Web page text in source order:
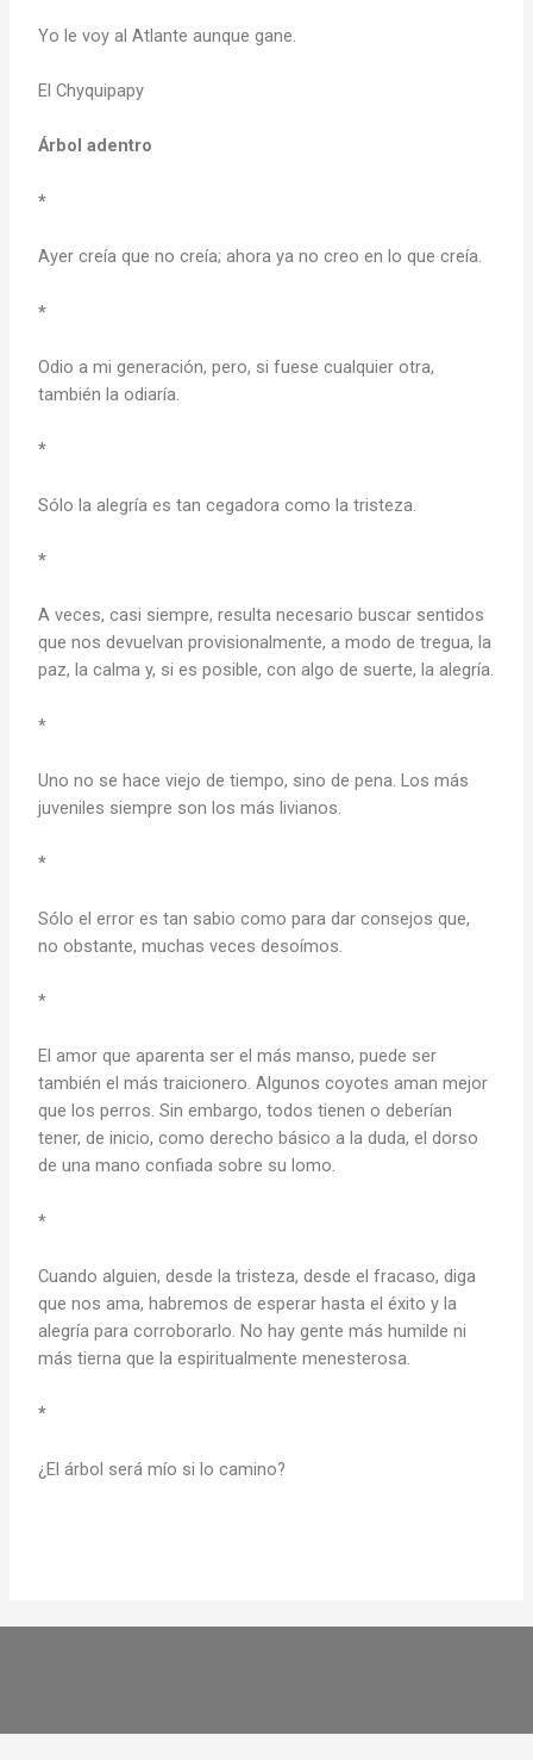
Yo le voy al Atlante aunque gane.
El Chyquipapy
Árbol adentro
*
Ayer creía que no creía; ahora ya no creo en lo que creía.
*
Odio a mi generación, pero, si fuese cualquier otra,
también la odiaría.
*
Sólo la alegría es tan cegadora como la tristeza.
*
A veces, casi siempre, resulta necesario buscar sentidos
que nos devuelvan provisionalmente, a modo de tregua, la
paz, la calma y, si es posible, con algo de suerte, la alegría.
*
Uno no se hace viejo de tiempo, sino de pena. Los más
juveniles siempre son los más livianos.
*
Sólo el error es tan sabio como para dar consejos que,
no obstante, muchas veces desoímos.
*
El amor que aparenta ser el más manso, puede ser
también el más traicionero. Algunos coyotes aman mejor
que los perros. Sin embargo, todos tienen o deberían
tener, de inicio, como derecho básico a la duda, el dorso
de una mano confiada sobre su lomo.
*
Cuando alguien, desde la tristeza, desde el fracaso, diga
que nos ama, habremos de esperar hasta el éxito y la
alegría para corroborarlo. No hay gente más humilde ni
más tierna que la espiritualmente menesterosa.
*
¿El árbol será mío si lo camino?